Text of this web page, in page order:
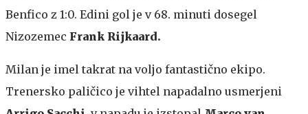
Benfico z 1:0. Edini gol je v 68. minuti dosegel
Nizozemec Frank Rijkaard.
Milan je imel takrat na voljo fantastično ekipo.
Trenersko paličico je vihtel napadalno usmerjeni